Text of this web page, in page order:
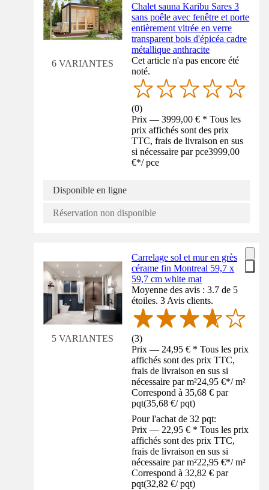
6 VARIANTES
Chalet sauna Karibu Sares 3
sans poêle avec fenêtre et porte
entièrement vitrée en verre
transparent bois d'épicéa cadre
métallique anthracite
Cet article n'a pas encore été
noté.
(0)
Prix — 3999,00 € * Tous les
prix affichés sont des prix
TTC, frais de livraison en sus
si nécessaire par pce3999,00
€*/ pce
Disponible en ligne
Réservation non disponible
5 VARIANTES
Carrelage sol et mur en grès
cérame fin Montreal 59,7 x
59,7 cm white mat
Moyenne des avis : 3.7 de 5
étoiles. 3 Avis clients.
(3)
Prix — 24,95 € * Tous les prix
affichés sont des prix TTC,
frais de livraison en sus si
nécessaire par m²24,95 €*/ m²
Correspond à 35,68 € par
pqt(35,68 €/ pqt)
Pour l'achat de 32 pqt:
Prix — 22,95 € * Tous les prix
affichés sont des prix TTC,
frais de livraison en sus si
nécessaire par m²22,95 €*/ m²
Correspond à 32,82 € par
pqt(32,82 €/ pqt)